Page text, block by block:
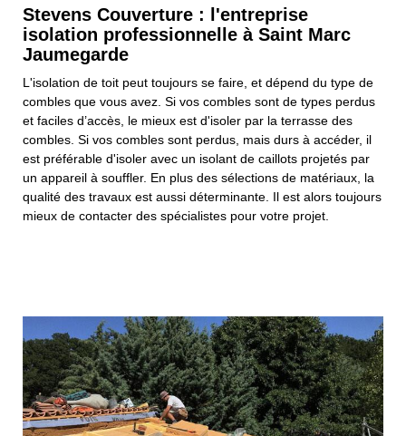
Stevens Couverture : l'entreprise
isolation professionnelle à Saint Marc
Jaumegarde
L'isolation de toit peut toujours se faire, et dépend du type de
combles que vous avez. Si vos combles sont de types perdus
et faciles d’accès, le mieux est d'isoler par la terrasse des
combles. Si vos combles sont perdus, mais durs à accéder, il
est préférable d'isoler avec un isolant de caillots projetés par
un appareil à souffler. En plus des sélections de matériaux, la
qualité des travaux est aussi déterminante. Il est alors toujours
mieux de contacter des spécialistes pour votre projet.